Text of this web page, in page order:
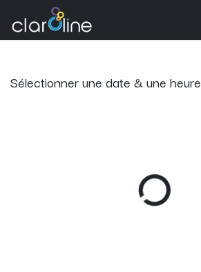
Se rendre au contenu
Sélectionner une date & une heure